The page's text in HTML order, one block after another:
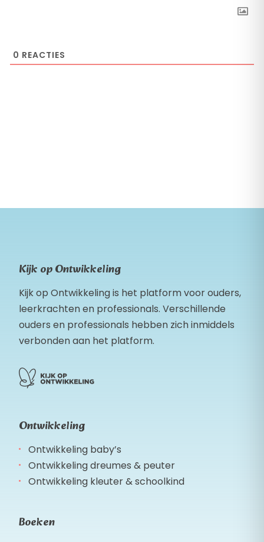
0 REACTIES
Kijk op Ontwikkeling
Kijk op Ontwikkeling is het platform voor ouders,
leerkrachten en professionals. Verschillende
ouders en professionals hebben zich inmiddels
verbonden aan het platform.
Ontwikkeling
Ontwikkeling baby’s
Ontwikkeling dreumes & peuter
Ontwikkeling kleuter & schoolkind
Boeken